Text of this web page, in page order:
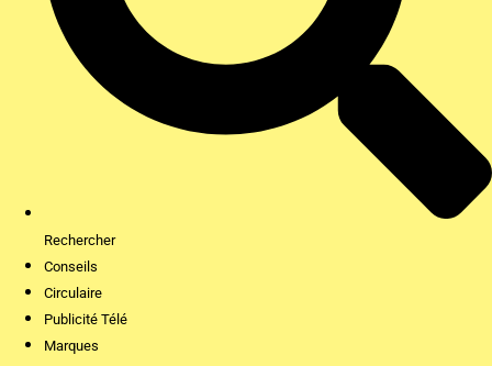
Rechercher
Conseils
Circulaire
Publicité Télé
Marques